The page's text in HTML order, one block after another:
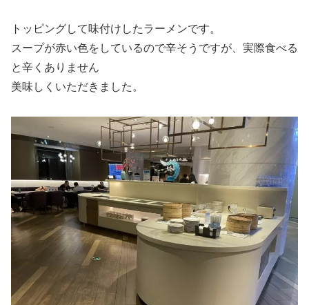
トッピングして味付けしたラーメンです。
スープが赤い色をしているので辛そうですが、実際食べる
と辛くありません
美味しくいただきました。